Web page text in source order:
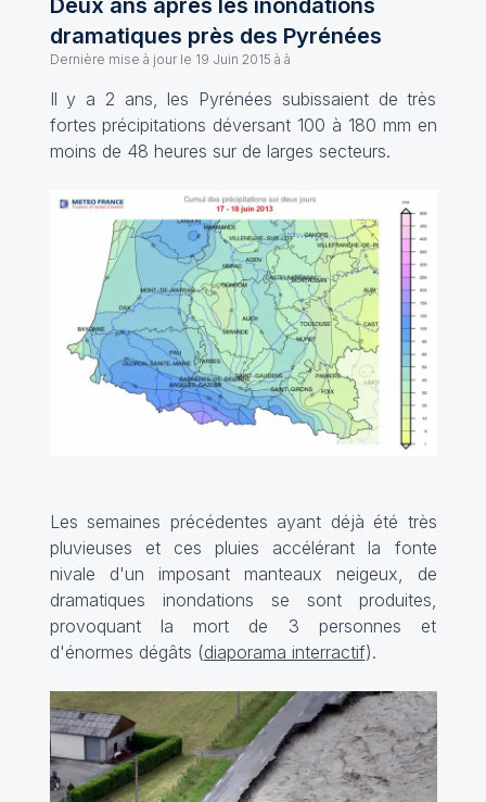
Deux ans après les inondations
dramatiques près des Pyrénées
Dernière mise à jour le 19 Juin 2015 à à
Il y a 2 ans, les Pyrénées subissaient de très
fortes précipitations déversant 100 à 180 mm en
moins de 48 heures sur de larges secteurs.
Les semaines précédentes ayant déjà été très
pluvieuses et ces pluies accélérant la fonte
nivale d'un imposant manteaux neigeux, de
dramatiques inondations se sont produites,
provoquant la mort de 3 personnes et
d'énormes dégâts (diaporama interractif).